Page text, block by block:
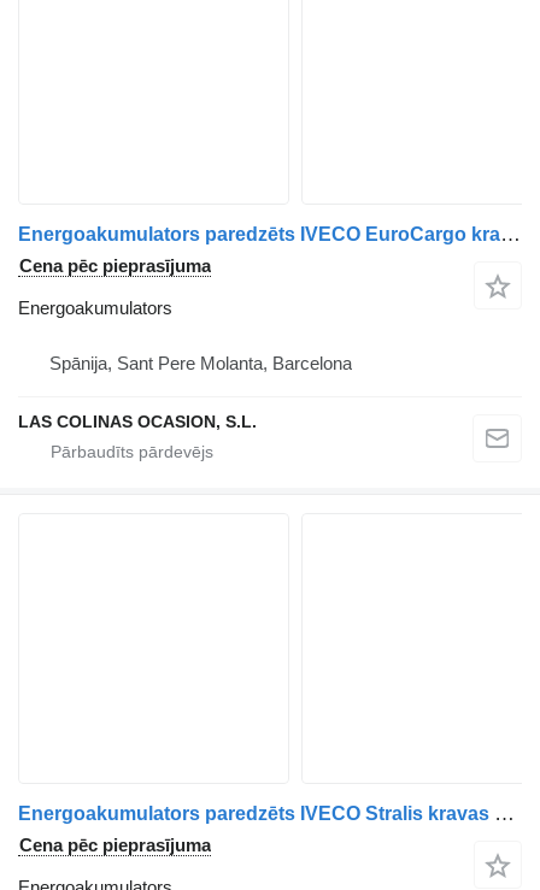
Energoakumulators paredzēts IVECO EuroCargo kravas automašīnas
Cena pēc pieprasījuma
Energoakumulators
Spānija, Sant Pere Molanta, Barcelona
LAS COLINAS OCASION, S.L.
Energoakumulators paredzēts IVECO Stralis kravas automašīnas
Cena pēc pieprasījuma